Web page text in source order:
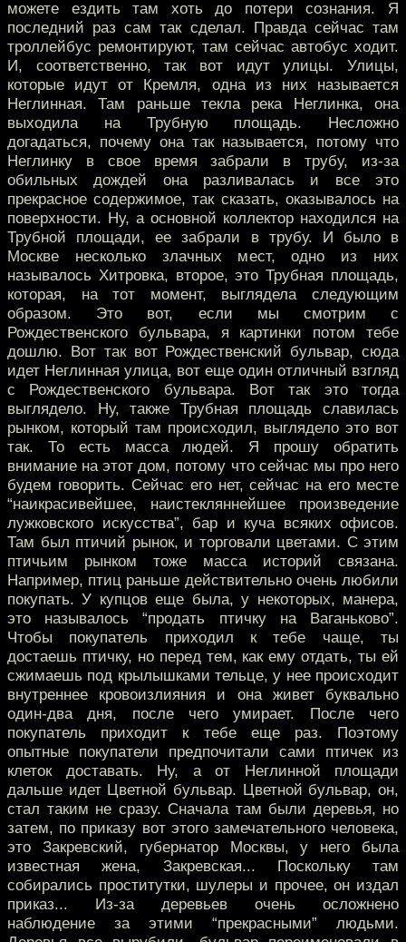
можете ездить там хоть до потери сознания. Я
последний раз сам так сделал. Правда сейчас там
троллейбус ремонтируют, там сейчас автобус ходит.
И, соответственно, так вот идут улицы. Улицы,
которые идут от Кремля, одна из них называется
Неглинная. Там раньше текла река Неглинка, она
выходила на Трубную площадь. Несложно
догадаться, почему она так называется, потому что
Неглинку в свое время забрали в трубу, из-за
обильных дождей она разливалась и все это
прекрасное содержимое, так сказать, оказывалось на
поверхности. Ну, а основной коллектор находился на
Трубной площади, ее забрали в трубу. И было в
Москве несколько злачных мест, одно из них
называлось Хитровка, второе, это Трубная площадь,
которая, на тот момент, выглядела следующим
образом. Это вот, если мы смотрим с
Рождественского бульвара, я картинки потом тебе
дошлю. Вот так вот Рождественский бульвар, сюда
идет Неглинная улица, вот еще один отличный взгляд
с Рождественского бульвара. Вот так это тогда
выглядело. Ну, также Трубная площадь славилась
рынком, который там происходил, выглядело это вот
так. То есть масса людей. Я прошу обратить
внимание на этот дом, потому что сейчас мы про него
будем говорить. Сейчас его нет, сейчас на его месте
“наикрасивейшее, наистекляннейшее произведение
лужковского искусства”, бар и куча всяких офисов.
Там был птичий рынок, и торговали цветами. С этим
птичьим рынком тоже масса историй связана.
Например, птиц раньше действительно очень любили
покупать. У купцов еще была, у некоторых, манера,
это называлось “продать птичку на Ваганьково”.
Чтобы покупатель приходил к тебе чаще, ты
достаешь птичку, но перед тем, как ему отдать, ты ей
сжимаешь под крылышками тельце, у нее происходит
внутреннее кровоизлияния и она живет буквально
один-два дня, после чего умирает. После чего
покупатель приходит к тебе еще раз. Поэтому
опытные покупатели предпочитали сами птичек из
клеток доставать. Ну, а от Неглинной площади
дальше идет Цветной бульвар. Цветной бульвар, он,
стал таким не сразу. Сначала там были деревья, но
затем, по приказу вот этого замечательного человека,
это Закревский, губернатор Москвы, у него была
известная жена, Закревская... Поскольку там
собирались проститутки, шулеры и прочее, он издал
приказ... Из-за деревьев очень осложнено
наблюдение за этими “прекрасными” людьми.